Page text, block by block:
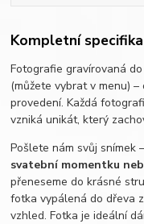
Kompletní
Fotografie gravírovaná
(můžete vybrat v menu)
provedení. Každá
vzniká unikát, který
Pošlete nám svůj snímek –
svatební momentku
přeneseme do krásné
fotka vypálená do dřeva
vzhled. Fotka je ideální